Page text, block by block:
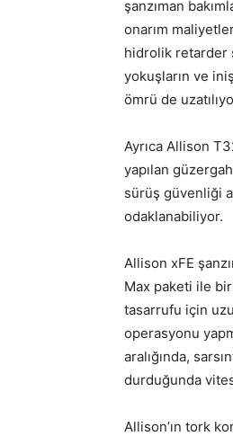
şanzıman
onarım
hidrolik retarder
yokuşların ve
ömrü de
Ayrıca Allison
yapılan
sürüş güvenliği
odaklanabiliyor.
Allison xFE
Max paketi ile
tasarrufu için
operasyonu
aralığında,
durduğunda
Allison’ın tork